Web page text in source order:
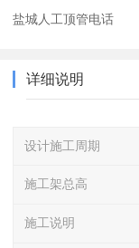
盐城人工顶管电话
详细说明
设计施工周期
施工架总高
施工说明